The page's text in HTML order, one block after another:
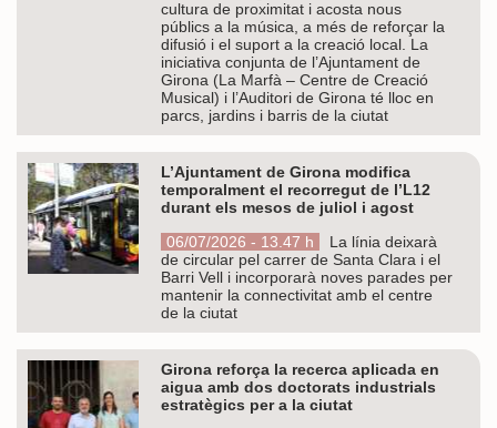
cultura de proximitat i acosta nous
públics a la música, a més de reforçar la
difusió i el suport a la creació local. La
iniciativa conjunta de l’Ajuntament de
Girona (La Marfà – Centre de Creació
Musical) i l’Auditori de Girona té lloc en
parcs, jardins i barris de la ciutat
L’Ajuntament de Girona modifica
temporalment el recorregut de l’L12
durant els mesos de juliol i agost
06/07/2026 - 13.47 h
La línia deixarà
de circular pel carrer de Santa Clara i el
Barri Vell i incorporarà noves parades per
mantenir la connectivitat amb el centre
de la ciutat
Girona reforça la recerca aplicada en
aigua amb dos doctorats industrials
estratègics per a la ciutat